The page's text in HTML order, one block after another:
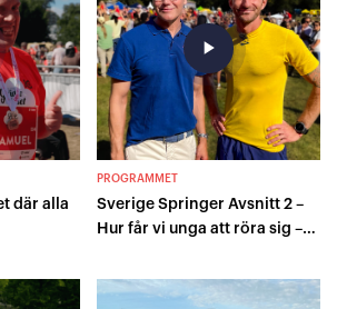
där alla
play_arrow
PROGRAMMET
Sverige Springer Avsnitt 2 –
Hur får vi unga att röra sig –